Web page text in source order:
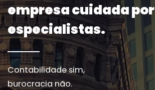
empresa cuidada por
especialistas.
Contabilidade sim,
burocracia não.